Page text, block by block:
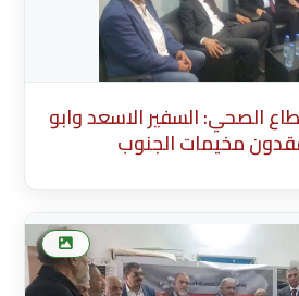
الصحي: السفير الاسعد وابو
مخيمات الجنوب
(Arabic)Brief
listings (max 200